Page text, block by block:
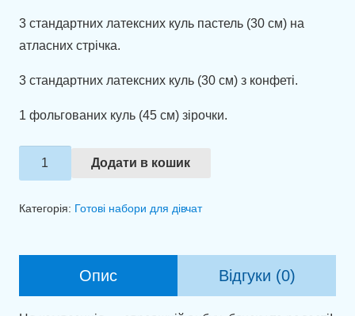
3 стандартних латексних куль пастель (30 см) на
атласних стрічка.
3 стандартних латексних куль (30 см) з конфеті.
1 фольгованих куль (45 см) зірочки.
Композиція
із
Додати в кошик
Категорія: Готові набори для дівчат
Опис Відгуки (0)